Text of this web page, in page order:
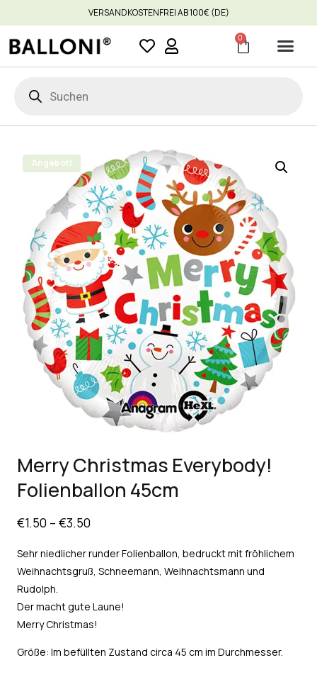
VERSANDKOSTENFREI AB 100€ (DE)
0
Angebot!
Merry Christmas Everybody!
Folienballon 45cm
€1.50 – €3.50
Sehr niedlicher runder Folienballon, bedruckt mit fröhlichem
Weihnachtsgruß, Schneemann, Weihnachtsmann und
Rudolph.
Der macht gute Laune!
Merry Christmas!
Größe: Im befüllten Zustand circa 45 cm im Durchmesser.